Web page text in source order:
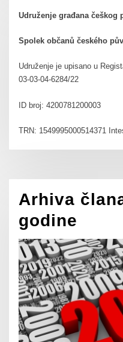
Udruženje građana češkog
Spolek občanů českého
Udruženje je upisano u
03-03-04-6284/22
ID broj: 4200781200003
TRN: 1549995000514371
Arhiva
godine